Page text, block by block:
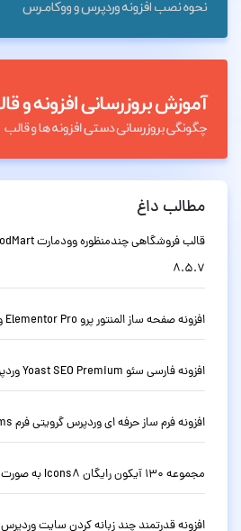
مطالب داغ
8.5.7
افزونه صفحه ساز المنتور پرو Elementor Pro وردپرس نسخه 4.2.1
افزونه فارسی سئو Yoast SEO Premium وردپرس نسخه حرفه ای 28.1
افزونه فرم ساز حرفه ای وردپرس گرویتی فرم Gravity Forms نسخه 3.0.0
مجموعه 130 آیکون رایگان Icons8 به صورت SVG
افزونه قدرتمند چند زبانه کردن سایت وردپرس WPML نسخه 4.9.6